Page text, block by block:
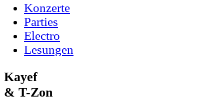
Konzerte
Parties
Electro
Lesungen
Kayef
& T-Zon